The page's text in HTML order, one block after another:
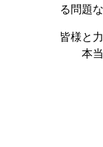
る問題
皆様と
本当